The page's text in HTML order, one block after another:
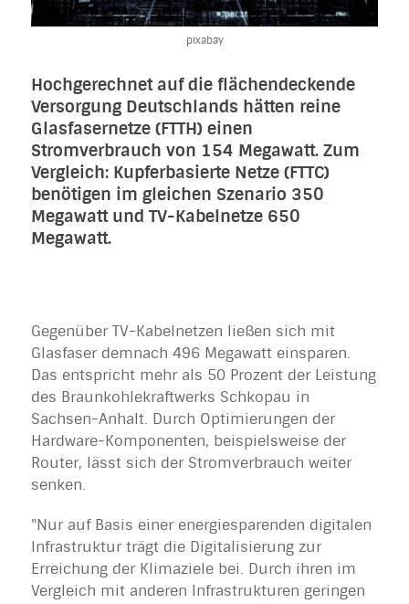
pixabay
Hochgerechnet auf die flächendeckende
Versorgung Deutschlands hätten reine
Glasfasernetze (FTTH) einen
Stromverbrauch von 154 Megawatt. Zum
Vergleich: Kupferbasierte Netze (FTTC)
benötigen im gleichen Szenario 350
Megawatt und TV-Kabelnetze 650
Megawatt.
Gegenüber TV-Kabelnetzen ließen sich mit
Glasfaser demnach 496 Megawatt einsparen.
Das entspricht mehr als 50 Prozent der Leistung
des Braunkohlekraftwerks Schkopau in
Sachsen-Anhalt. Durch Optimierungen der
Hardware-Komponenten, beispielsweise der
Router, lässt sich der Stromverbrauch weiter
senken.
"Nur auf Basis einer energiesparenden digitalen
Infrastruktur trägt die Digitalisierung zur
Erreichung der Klimaziele bei. Durch ihren im
Vergleich mit anderen Infrastrukturen geringen